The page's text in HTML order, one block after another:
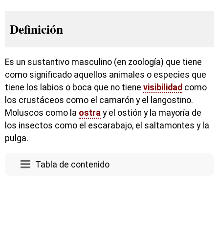
Definición
Es un sustantivo masculino (en zoología) que tiene
como significado aquellos animales o especies que
tiene los labios o boca que no tiene visibilidad como
los crustáceos como el camarón y el langostino.
Moluscos como la ostra y el ostión y la mayoría de
los insectos como el escarabajo, el saltamontes y la
pulga.
Tabla de contenido